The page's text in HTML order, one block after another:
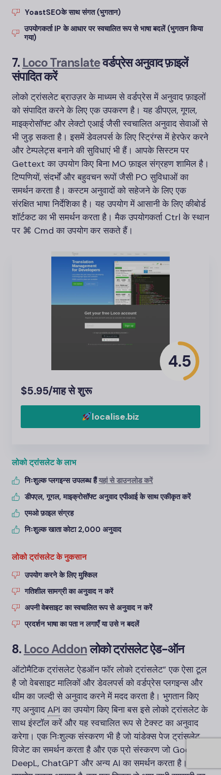
YoastSEOके साथ संगत (भुगतान)
उपयोगकर्ता IP के आधार पर स्वचालित रूप से भाषा बदलें (भुगतान किया
गया)
7. Loco Translateवर्डप्रेस अनुवाद फ़ाइलें
संपादित करें
लोको ट्रांसलेट ब्राउज़र के माध्यम से वर्डप्रेस में अनुवाद फ़ाइलों
को संपादित करने के लिए एक उपकरण है। यह डीपएल, गूगल,
माइक्रोसॉफ्ट और लेक्टो एआई जैसी स्वचालित अनुवाद सेवाओं से
भी जुड़ सकता है। इसमें डेवलपर्स के लिए स्ट्रिंग्स में हेरफेर करने
और टेम्पलेट्स बनाने की सुविधाएं भी हैं। आपके सिस्टम पर
Gettext का उपयोग किए बिना MO फ़ाइल संग्रहण शामिल है।
टिप्पणियों, संदर्भों और बहुवचन रूपों जैसी PO सुविधाओं का
समर्थन करता है। कस्टम अनुवादों को सहेजने के लिए एक
संरक्षित भाषा निर्देशिका है। यह उपयोग में आसानी के लिए कीबोर्ड
शॉर्टकट का भी समर्थन करता है। मैक उपयोगकर्ता Ctrl के स्थान
पर ⌘ Cmd का उपयोग कर सकते हैं।
4.5
$5.95/माह से शुरू
localise.biz
लोको ट्रांसलेट के लाभ
निःशुल्क प्लगइन्स उपलब्ध हैंयहां से डाउनलोड करें
डीपएल, गूगल, माइक्रोसॉफ्ट अनुवाद एपीआई के साथ एकीकृत करें
एमओ फ़ाइल संग्रह
निःशुल्क खाता कोटा 2,000 अनुवाद
लोको ट्रांसलेट के नुकसान
उपयोग करने के लिए मुश्किल
गतिशील सामग्री का अनुवाद न करें
अपनी वेबसाइट का स्वचालित रूप से अनुवाद न करें
प्रदर्शन भाषा का पता न लगाएँ या उसे न बदलें
8. Loco Addonलोको ट्रांसलेट ऐड-ऑन
ऑटोमैटिक ट्रांसलेट ऐडऑन फॉर लोको ट्रांसलेट” एक ऐसा टूल
है जो वेबसाइट मालिकों और डेवलपर्स को वर्डप्रेस प्लगइन्स और
थीम का जल्दी से अनुवाद करने में मदद करता है। भुगतान किए
गए अनुवाद API का उपयोग किए बिना बस इसे लोको ट्रांसलेट के
साथ इंस्टॉल करें और यह स्वचालित रूप से टेक्स्ट का अनुवाद
करेगा। एक निःशुल्क संस्करण भी है जो यांडेक्स पेज ट्रांसलेट
विजेट का समर्थन करता है और एक प्रो संस्करण जो Google,
DeepL, ChatGPT और अन्य AI का समर्थन करता है। इसका